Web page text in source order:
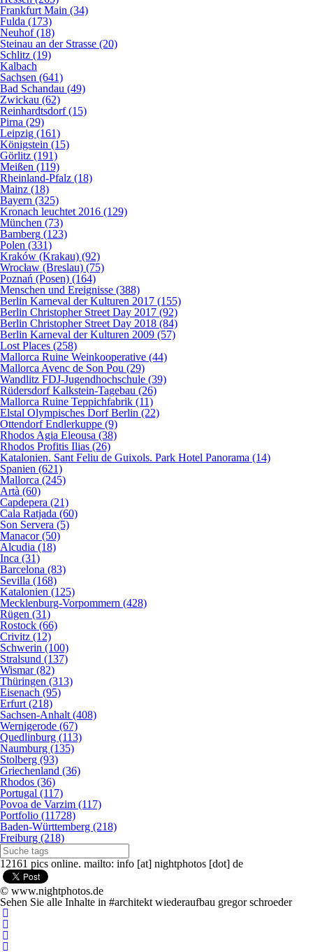
Frankfurt Main (34)
Fulda (173)
Neuhof (18)
Steinau an der Strasse (20)
Schlitz (19)
Kalbach
Sachsen (641)
Bad Schandau (49)
Zwickau (62)
Reinhardtsdorf (15)
Pirna (29)
Leipzig (161)
Königstein (15)
Görlitz (191)
Meißen (119)
Rheinland-Pfalz (18)
Mainz (18)
Bayern (325)
Kronach leuchtet 2016 (129)
München (73)
Bamberg (123)
Polen (331)
Kraków (Krakau) (92)
Wrocław (Breslau) (75)
Poznań (Posen) (164)
Menschen und Ereignisse (388)
Berlin Karneval der Kulturen 2017 (155)
Berlin Christopher Street Day 2017 (92)
Berlin Christopher Street Day 2018 (84)
Berlin Karneval der Kulturen 2009 (57)
Lost Places (258)
Mallorca Ruine Weinkooperative (44)
Mallorca Avenc de Son Pou (29)
Wandlitz FDJ-Jugendhochschule (39)
Rüdersdorf Kalkstein-Tagebau (26)
Mallorca Ruine Teppichfabrik (11)
Elstal Olympisches Dorf Berlin (22)
Ottendorf Endlerkuppe (9)
Rhodos Agia Eleousa (38)
Rhodos Profitis Ilias (26)
Katalonien. Sant Feliu de Guixols. Park Hotel Panorama (14)
Spanien (621)
Mallorca (245)
Artà (60)
Capdepera (21)
Cala Ratjada (60)
Son Servera (5)
Manacor (50)
Alcudia (18)
Inca (31)
Barcelona (83)
Sevilla (168)
Katalonien (125)
Mecklenburg-Vorpommern (428)
Rügen (31)
Rostock (66)
Crivitz (12)
Schwerin (100)
Stralsund (137)
Wismar (82)
Thüringen (313)
Eisenach (95)
Erfurt (218)
Sachsen-Anhalt (408)
Wernigerode (67)
Quedlinburg (113)
Naumburg (135)
Stolberg (93)
Griechenland (36)
Rhodos (36)
Portugal (117)
Povoa de Varzim (117)
Portfolio (11728)
Baden-Württemberg (218)
Freiburg (218)
12161 pics online. mailto: info [at] nightphotos [dot] de
© www.nightphotos.de
Sehen Sie alle Inhalte in #architekt wiederaufbau gregor schroeder